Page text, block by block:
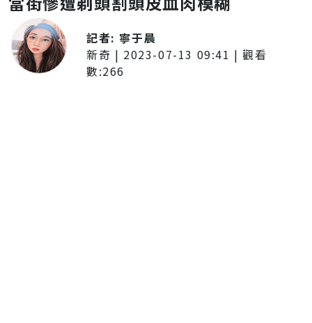
記者: 寧于晨
新奇 | 2023-07-13 09:41 | 觀看
數:266